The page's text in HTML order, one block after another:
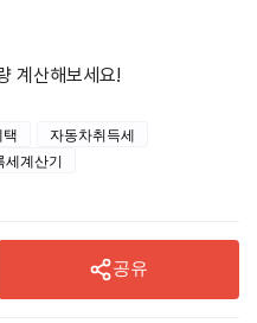
계산해보세요!
택
자동차취득세
세계산기
공유